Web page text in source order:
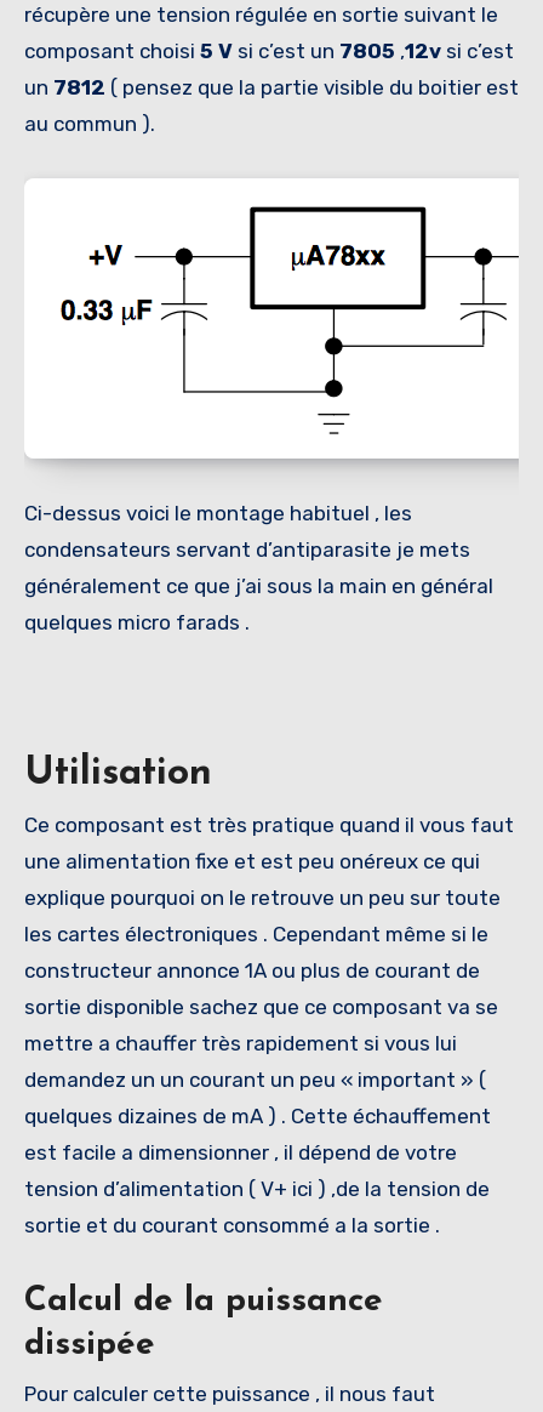
récupère une tension régulée en sortie suivant le
composant choisi 5 V si c’est un 7805 ,12v si c’est
un 7812 ( pensez que la partie visible du boitier est
au commun ).
Ci-dessus voici le montage habituel , les
condensateurs servant d’antiparasite je mets
généralement ce que j’ai sous la main en général
quelques micro farads .
Utilisation
Ce composant est très pratique quand il vous faut
une alimentation fixe et est peu onéreux ce qui
explique pourquoi on le retrouve un peu sur toute
les cartes électroniques . Cependant même si le
constructeur annonce 1A ou plus de courant de
sortie disponible sachez que ce composant va se
mettre a chauffer très rapidement si vous lui
demandez un un courant un peu « important » (
quelques dizaines de mA ) . Cette échauffement
est facile a dimensionner , il dépend de votre
tension d’alimentation ( V+ ici ) ,de la tension de
sortie et du courant consommé a la sortie .
Calcul de la puissance
dissipée
Pour calculer cette puissance , il nous faut